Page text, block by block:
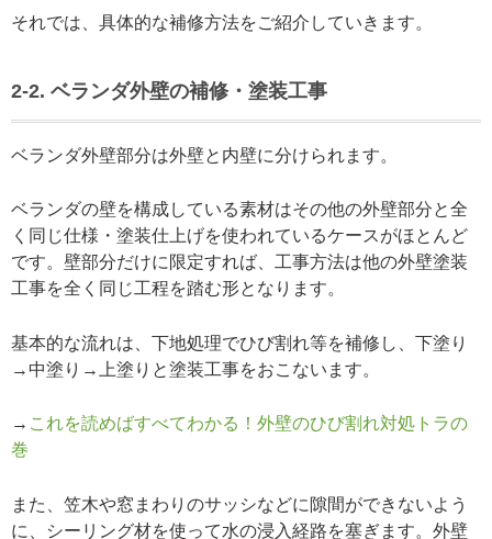
それでは、具体的な補修方法をご紹介していきます。
2-2. ベランダ外壁の補修・塗装工事
ベランダ外壁部分は外壁と内壁に分けられます。
ベランダの壁を構成している素材はその他の外壁部分と全
く同じ仕様・塗装仕上げを使われているケースがほとんど
です。壁部分だけに限定すれば、工事方法は他の外壁塗装
工事を全く同じ工程を踏む形となります。
基本的な流れは、下地処理でひび割れ等を補修し、下塗り
→中塗り→上塗りと塗装工事をおこないます。
→ これを読めばすべてわかる！外壁のひび割れ対処トラの
巻
また、笠木や窓まわりのサッシなどに隙間ができないよう
に、シーリング材を使って水の浸入経路を塞ぎます。外壁